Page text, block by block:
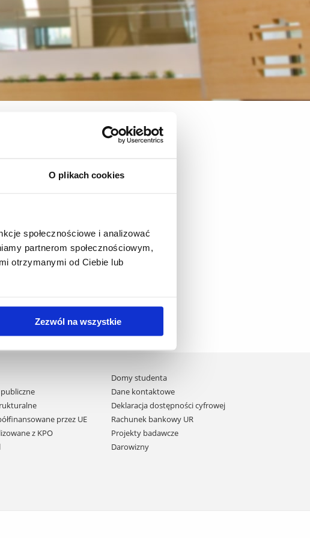
O plikach cookies
społecznościowe i analizować
partnerom społecznościowym,
otrzymanymi od Ciebie lub
Zezwól na wszystkie
przez UE
z KPO
Domy studenta
Dane kontaktowe
Deklaracja dostępności cyfrowej
Rachunek bankowy UR
Projekty badawcze
Darowizny